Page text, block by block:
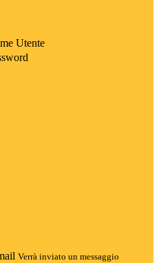
Utente
Verrà inviato un messaggio